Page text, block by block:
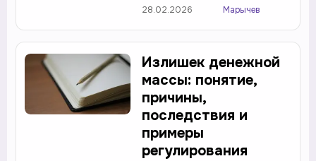
28.02.2026
Марычев
Излишек денежной
массы: понятие,
причины,
последствия и
примеры
регулирования